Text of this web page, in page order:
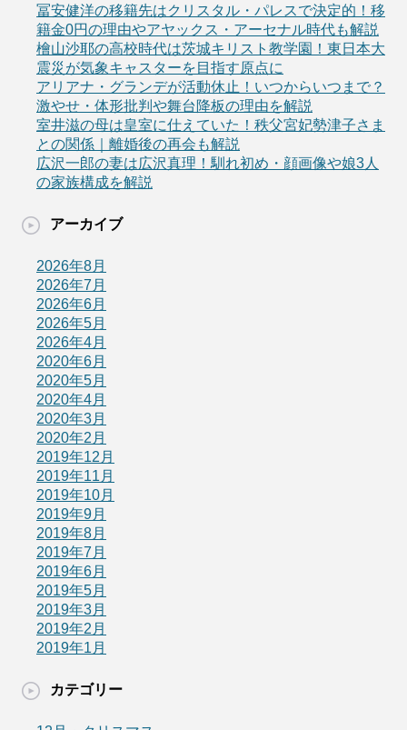
冨安健洋の移籍先はクリスタル・パレスで決定的！移
籍金0円の理由やアヤックス・アーセナル時代も解説
檜山沙耶の高校時代は茨城キリスト教学園！東日本大
震災が気象キャスターを目指す原点に
アリアナ・グランデが活動休止！いつからいつまで？
激やせ・体形批判や舞台降板の理由を解説
室井滋の母は皇室に仕えていた！秩父宮妃勢津子さま
との関係｜離婚後の再会も解説
広沢一郎の妻は広沢真理！馴れ初め・顔画像や娘3人
の家族構成を解説
アーカイブ
2026年8月
2026年7月
2026年6月
2026年5月
2026年4月
2020年6月
2020年5月
2020年4月
2020年3月
2020年2月
2019年12月
2019年11月
2019年10月
2019年9月
2019年8月
2019年7月
2019年6月
2019年5月
2019年3月
2019年2月
2019年1月
カテゴリー